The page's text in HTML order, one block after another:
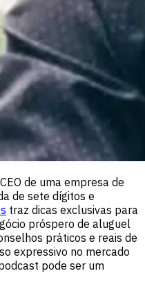
de uma empresa de
de sete dígitos e
traz dicas exclusivas para
próspero de aluguel
práticos e reais de
expressivo no mercado
pode ser um